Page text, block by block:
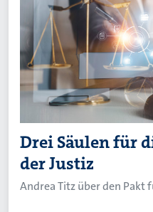
Drei Säulen für
der Justiz
Andrea Titz über den Pakt